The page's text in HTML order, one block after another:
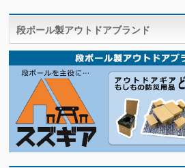
段ボール製アウトドアブランド